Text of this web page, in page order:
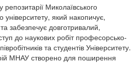
репозитарії Миколаївського
університету, який накопичує,
забезпечує довготривалий,
до наукових робіт професорсько-
та студентів Університету.
МНАУ створено для поширення